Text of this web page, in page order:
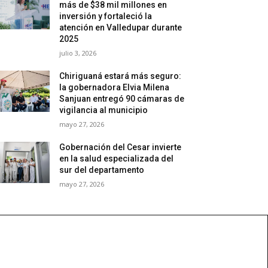
más de $38 mil millones en
inversión y fortaleció la
atención en Valledupar durante
2025
julio 3, 2026
Chiriguaná estará más seguro:
la gobernadora Elvia Milena
Sanjuan entregó 90 cámaras de
vigilancia al municipio
mayo 27, 2026
Gobernación del Cesar invierte
en la salud especializada del
sur del departamento
mayo 27, 2026